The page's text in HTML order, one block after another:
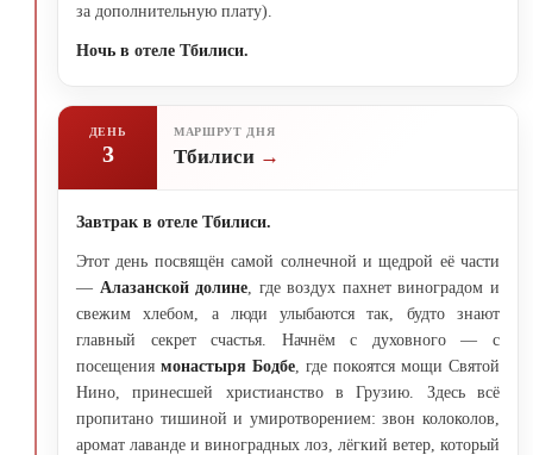
за дополнительную плату).
Ночь в отеле Тбилиси.
ДЕНЬ
3
МАРШРУТ ДНЯ
Тбилиси
Завтрак в отеле Тбилиси.
Этот день посвящён самой солнечной и щедрой её части
— Алазанской долине , где воздух пахнет виноградом и
свежим хлебом, а люди улыбаются так, будто знают
главный секрет счастья. Начнём с духовного — с
посещения монастыря Бодбе , где покоятся мощи Святой
Нино, принесшей христианство в Грузию. Здесь всё
пропитано тишиной и умиротворением: звон колоколов,
аромат лаванде и виноградных лоз, лёгкий ветер, который